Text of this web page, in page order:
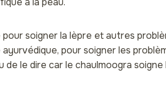
soigner la lèpre et autres
pour soigner les
de le dire car le chaulmoogra